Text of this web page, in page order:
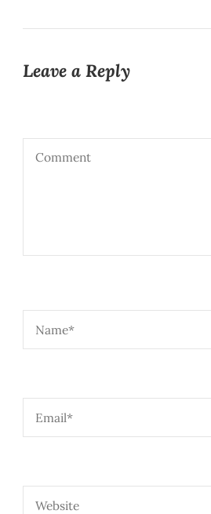
Leave a Reply